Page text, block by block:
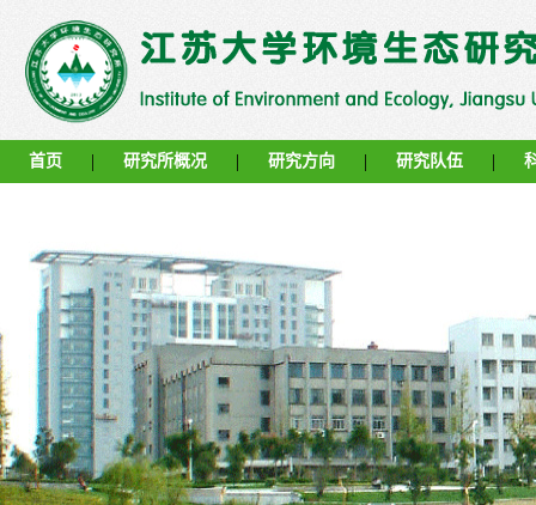
首页 | 研究所概况 | 研究方向 | 研究队伍 |